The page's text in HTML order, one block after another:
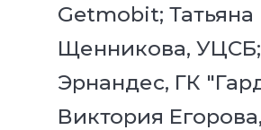
Getmobit; Татьяна
Щенникова, УЦСБ;
Эрнандес, ГК
Виктория